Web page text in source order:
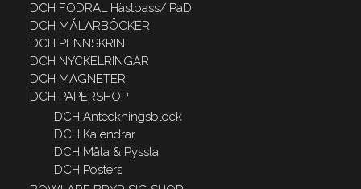
DCH FODRAL Hästpass/iPaD
DCH MÅLARBÖCKER
DCH PENNSKRIN
DCH NYCKELRINGAR
DCH MAGNETER
DCH PAPERSHOP
DCH Anteckningsblock
DCH Kalendrar
DCH Måla & Pyssla
DCH Posters